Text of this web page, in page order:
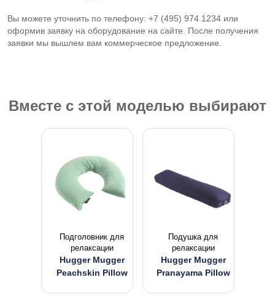
Вы можете уточнить по телефону: +7 (495) 974 1234 или
оформив заявку на оборудование на сайте. После получения
заявки мы вышлем вам коммерческое предложение.
Вместе с этой моделью выбирают
Подголовник для
релаксации
Hugger Mugger
Peachskin Pillow
Подушка для
релаксации
Hugger Mugger
Pranayama Pillow